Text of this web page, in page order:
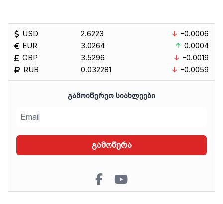
USD
EUR
GBP
RUB
2.6223
3.0264
3.5296
0.032281
-0.0006
0.0004
-0.0019
-0.0059
ᲒᲐᲛᲝᲘᲬᲔᲠᲔᲗ ᲡᲘᲐᲮᲚᲔᲔᲑᲘ
გამოწერა